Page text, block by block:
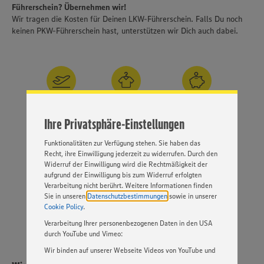
Ihre Privatsphäre-Einstellungen
Wir setzen Cookies und andere Technologien ein, um Ihnen
Website zu personalisieren und Ihnen möglichst relevante
Inhalte anzubieten. Ihre Einwilligung in die Nutzung von
Cookies und anderer Technologien ist freiwillig und kann
„EINSTELLUNGEN ÄNDERN”. Bitte beachten Sie, dass auf
Basis Ihrer Einstellungen ggf. nicht mehr alle
Funktionalitäten zur Verfügung stehen. Sie haben das
Recht, ihre Einwilligung jederzeit zu widerrufen. Durch den
Widerruf der Einwilligung wird die Rechtmäßigkeit der
aufgrund der Einwilligung bis zum Widerruf erfolgten
Verarbeitung nicht berührt. Weitere Informationen finden
Sie in unseren Datenschutzbestimmungen sowie in unserer
Cookie Policy.
Verarbeitung Ihrer personenbezogenen Daten in den USA
durch YouTube und Vimeo:
Wir binden auf unserer Webseite Videos von YouTube und
Führerschein? Übernehmen wir!
Wir tragen die Kosten für Deinen LKW-Führerschein. Falls Du noch
keinen PKW-Führerschein hast, unterstützen wir Dich auch dabei.
EDEKA
Versicherungsdienst
Gute
Karrierechancen
Kantine